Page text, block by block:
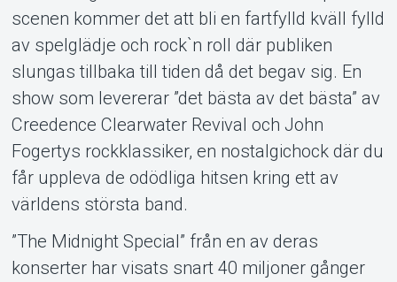
scenen kommer det att bli en fartfylld kväll fylld
av spelglädje och rock`n roll där publiken
slungas tillbaka till tiden då det begav sig. En
show som levererar ”det bästa av det bästa” av
Creedence Clearwater Revival och John
Fogertys rockklassiker, en nostalgichock där du
får uppleva de odödliga hitsen kring ett av
världens största band.
”The Midnight Special” från en av deras
konserter har visats snart 40 miljoner gånger